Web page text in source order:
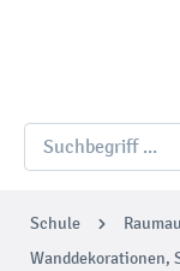
Schule
Wanddekorationen,